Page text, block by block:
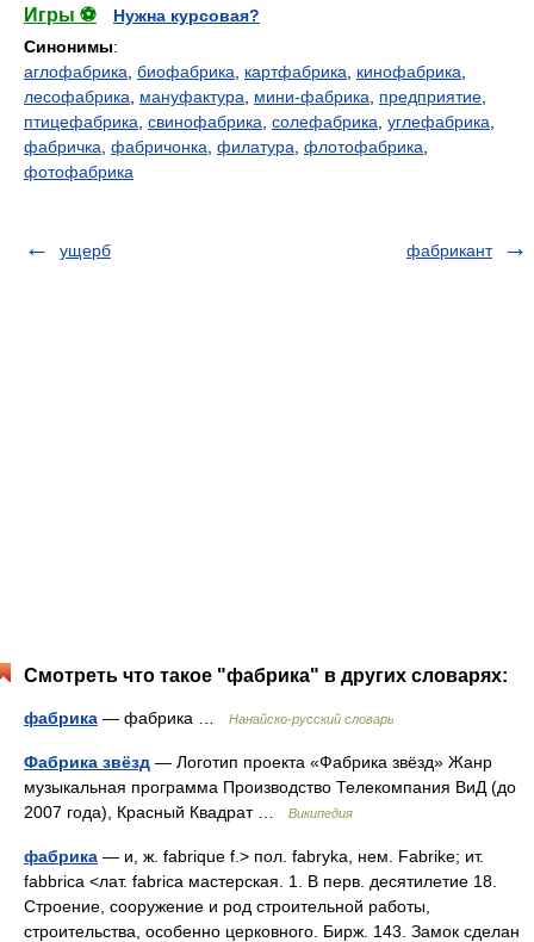
Игры ⚽
Нужна курсовая?
Синонимы:
аглофабрика биофабрика картфабрика кинофабрика
лесофабрика
мануфактура мини-фабрика предприятие
птицефабрика свинофабрика солефабрика углефабрика
фабричка фабричонка филатура флотофабрика
фотофабрика
ущерб фабрикант
Смотреть что такое "фабрика" в других словарях:
фабрика — фабрика … Нанайско-русский словарь
Фабрика звёзд — Логотип проекта «Фабрика звёзд» Жанр
музыкальная программа Производство Телекомпания ВиД (до
2007 года), Красный Квадрат …
Википедия
фабрика — и, ж. fabrique f.> пол. fabryka, нем. Fabrike; ит.
fabbrica <лат. fabrica мастерская. 1. В перв. десятилетие 18.
Строение, сооружение и род строительной работы,
строительства, особенно церковного. Бирж. 143. Замок сделан